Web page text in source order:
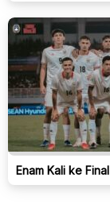
Enam Kali ke